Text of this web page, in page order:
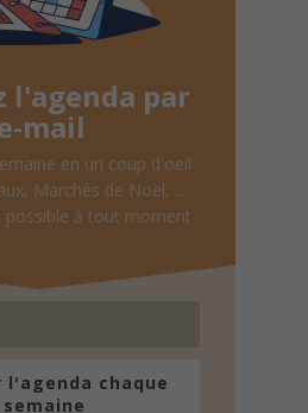
l'agenda par
mail
en un coup d'oeil
Marchés de Noël, ...
possible à tout moment
l'agenda chaque
semaine